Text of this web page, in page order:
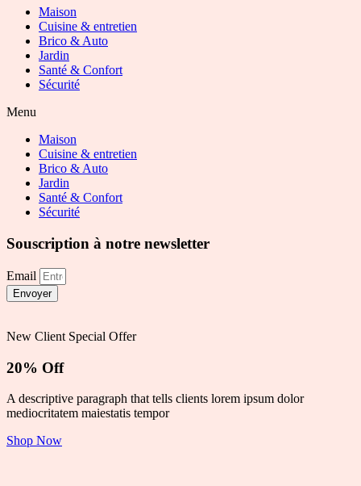
Maison
Cuisine & entretien
Brico & Auto
Jardin
Santé & Confort
Sécurité
Menu
Maison
Cuisine & entretien
Brico & Auto
Jardin
Santé & Confort
Sécurité
Souscription à notre newsletter
Email
Envoyer
New Client Special Offer
20% Off
A descriptive paragraph that tells clients lorem ipsum dolor
mediocritatem maiestatis tempor
Shop Now